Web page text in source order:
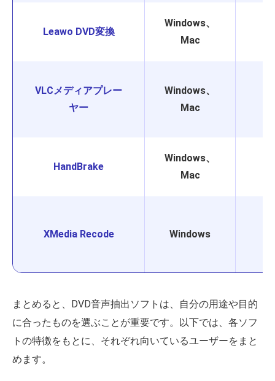
Leawo DVD変換
Windows、
Mac
VLCメディアプレー
ヤー
Windows、
Mac
HandBrake
Windows、
Mac
XMedia Recode Windows
まとめると、DVD音声抽出ソフトは、自分の用途や目的
に合ったものを選ぶことが重要です。以下では、各ソフ
トの特徴をもとに、それぞれ向いているユーザーをまと
めます。